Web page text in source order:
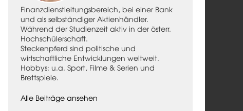
Finanzdienstleitungsbereich, bei einer Bank
und als selbständiger Aktienhändler.
Während der Studienzeit aktiv in der österr.
Hochschülerschaft.
Steckenpferd sind politische und
wirtschaftliche Entwicklungen weltweit.
Hobbys: u.a. Sport, Filme & Serien und
Brettspiele.
Alle Beiträge ansehen